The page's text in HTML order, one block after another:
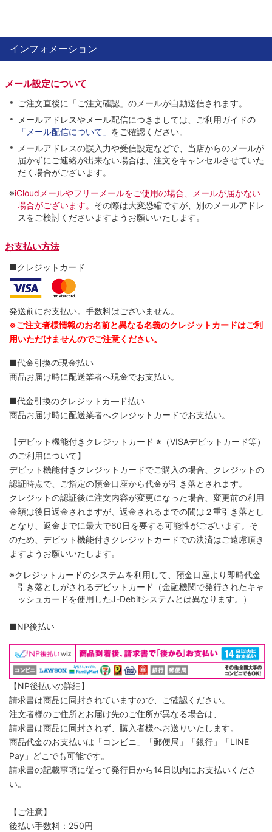
インフォメーション
メール設定について
ご注文直後に「ご注文確認」のメールが自動送信されます。
メールアドレスやメール配信につきましては、ご利用ガイドの
「メール配信について」 をご確認ください。
メールアドレスの誤入力や受信設定などで、当店からのメールが
届かずにご連絡が出来ない場合は、注文をキャンセルさせていた
だく場合がございます。
※iCloudメールやフリーメールをご使用の場合、メールが届かない
場合がございます。 その際は大変恐縮ですが、別のメールアドレ
スをご検討くださいますようお願いいたします。
お支払い方法
■クレジットカード
発送前にお支払い。手数料はございません。
※ご注文者様情報のお名前と異なる名義のクレジットカードはご利
用いただけませんのでご注意ください。
■代金引換の現金払い
商品お届け時に配送業者へ現金でお支払い。
■代金引換のクレジットカ―ド払い
商品お届け時に配送業者へクレジットカードでお支払い。
【デビット機能付きクレジットカード ※（VISAデビットカード等）
のご利用について】
デビット機能付きクレジットカードでご購入の場合、クレジットの
認証時点で、ご指定の預金口座から代金が引き落とされます。
クレジットの認証後に注文内容が変更になった場合、変更前の利用
金額は後日返金されますが、返金されるまでの間は２重引き落とし
となり、返金までに最大で60日を要する可能性がございます。そ
のため、デビット機能付きクレジットカードでの決済はご遠慮頂き
ますようお願いいたします。
※クレジットカードのシステムを利用して、預金口座より即時代金
引き落としがされるデビットカード（金融機関で発行されたキャ
ッシュカードを使用したJ-Debitシステムとは異なります。）
■NP後払い
【NP後払いの詳細】
請求書は商品に同封されていますので、ご確認ください。
注文者様のご住所とお届け先のご住所が異なる場合は、
請求書は商品に同封されず、購入者様へお送りいたします。
商品代金のお支払いは「コンビニ」「郵便局」「銀行」「LINE
Pay」どこでも可能です。
請求書の記載事項に従って発行日から14日以内にお支払いくださ
い。
【ご注意】
後払い手数料：250円